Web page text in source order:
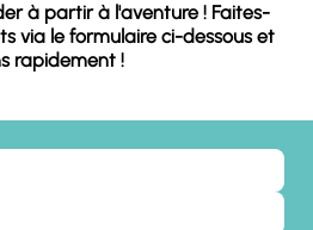
à partir à l'aventure ! Faites-
via le formulaire ci-dessous et
rapidement !